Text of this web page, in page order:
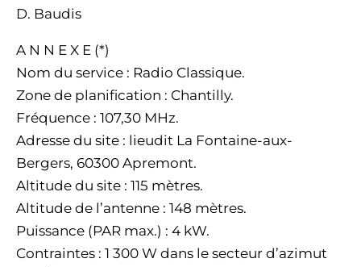
D. Baudis
A N N E X E (*)
Nom du service : Radio Classique.
Zone de planification : Chantilly.
Fréquence : 107,30 MHz.
Adresse du site : lieudit La Fontaine-aux-
Bergers, 60300 Apremont.
Altitude du site : 115 mètres.
Altitude de l’antenne : 148 mètres.
Puissance (PAR max.) : 4 kW.
Contraintes : 1 300 W dans le secteur d’azimut